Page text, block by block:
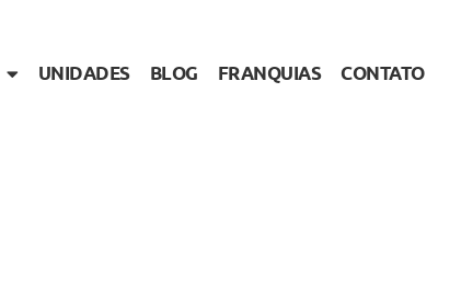
UNIDADES BLOG FRANQUIAS CONTATO